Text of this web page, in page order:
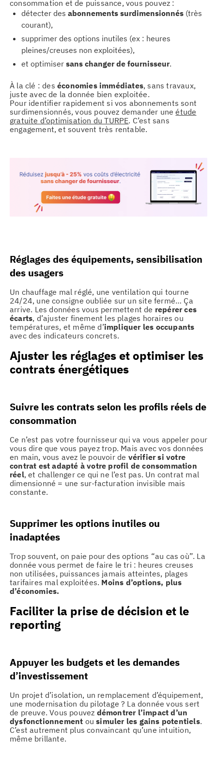
consommation et de puissance, vous pouvez :
détecter des abonnements surdimensionnés (très
courant),
supprimer des options inutiles (ex : heures
pleines/creuses non exploitées),
et optimiser sans changer de fournisseur.
À la clé : des économies immédiates, sans travaux,
juste avec de la donnée bien exploitée.
Pour identifier rapidement si vos abonnements sont
surdimensionnés, vous pouvez demander uneétude
gratuite d’optimisation du TURPE. C’est sans
engagement, et souvent très rentable.
Réglages des équipements, sensibilisation
des usagers
Un chauffage mal réglé, une ventilation qui tourne
24/24, une consigne oubliée sur un site fermé… Ça
arrive. Les données vous permettent de repérer ces
écarts, d’ajuster finement les plages horaires ou
températures, et même d’impliquer les occupants
avec des indicateurs concrets.
Ajuster les réglages et optimiser les
contrats énergétiques
Suivre les contrats selon les profils réels de
consommation
Ce n’est pas votre fournisseur qui va vous appeler pour
vous dire que vous payez trop. Mais avec vos données
en main, vous avez le pouvoir de vérifier si votre
contrat est adapté à votre profil de consommation
réel, et challenger ce qui ne l’est pas. Un contrat mal
dimensionné = une sur-facturation invisible mais
constante.
Supprimer les options inutiles ou
inadaptées
Trop souvent, on paie pour des options “au cas où”. La
donnée vous permet de faire le tri : heures creuses
non utilisées, puissances jamais atteintes, plages
tarifaires mal exploitées. Moins d’options, plus
d’économies.
Faciliter la prise de décision et le
reporting
Appuyer les budgets et les demandes
d’investissement
Un projet d’isolation, un remplacement d’équipement,
une modernisation du pilotage ? La donnée vous sert
de preuve. Vous pouvez démontrer l’impact d’un
dysfonctionnement ousimuler les gains potentiels.
C’est autrement plus convaincant qu’une intuition,
même brillante.